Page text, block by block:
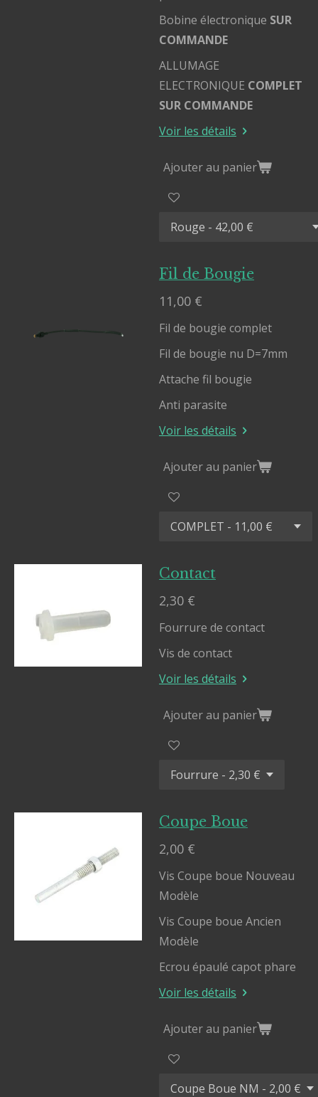
Bobine électronique SUR
COMMANDE
ALLUMAGE
ELECTRONIQUE COMPLET
SUR COMMANDE
Voir les détails
Ajouter au panier
Fil de Bougie
11,00 €
Fil de bougie complet
Fil de bougie nu D=7mm
Attache fil bougie
Anti parasite
Voir les détails
Ajouter au panier
Contact
2,30 €
Fourrure de contact
Vis de contact
Voir les détails
Ajouter au panier
Coupe Boue
2,00 €
Vis Coupe boue Nouveau
Modèle
Vis Coupe boue Ancien
Modèle
Ecrou épaulé capot phare
Voir les détails
Ajouter au panier